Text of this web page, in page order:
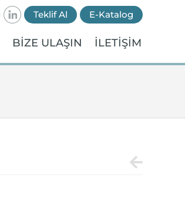
Teklif Al E-Katalog
BİZE ULAŞIN İLETİŞİM